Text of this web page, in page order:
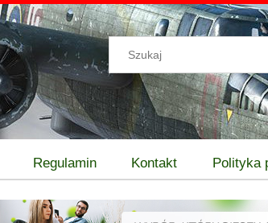
Regulamin Kontakt Polityka